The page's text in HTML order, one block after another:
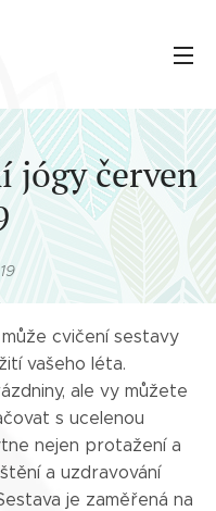
jógy červen
cvičení sestavy
vašeho léta.
ale vy můžete
s ucelenou
nejen protažení a
a uzdravování
je zaměřená na